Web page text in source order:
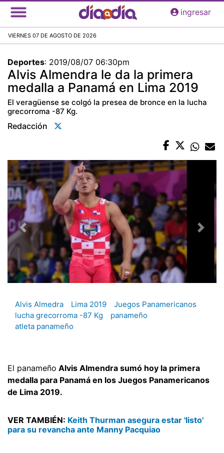
Pasar
al
principal
ingresar
VIERNES 07 DE AGOSTO DE 2026
Deportes: 2019/08/07 06:30pm
Alvis Almendra le da la primera
medalla a Panamá en Lima 2019
El veragüense se colgó la presea de bronce en la lucha
grecorroma -87 Kg.
Redacción
Alvis Almedra Lima 2019
Juegos Panamericanos
lucha grecorroma -87 Kg
panameño
atleta panameño
El panameño Alvis Almendra sumó hoy la primera
medalla para Panamá en los Juegos Panamericanos
de Lima 2019.
VER TAMBIÉN: Keith Thurman asegura estar 'listo'
para su revancha ante Manny Pacquiao